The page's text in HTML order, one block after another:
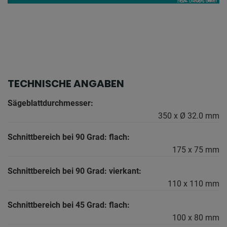
TECHNISCHE ANGABEN
Sägeblattdurchmesser:
350 x Ø 32.0 mm
Schnittbereich bei 90 Grad: flach:
175 x 75 mm
Schnittbereich bei 90 Grad: vierkant:
110 x 110 mm
Schnittbereich bei 45 Grad: flach:
100 x 80 mm